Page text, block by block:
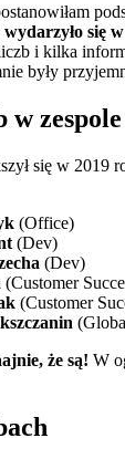
się
i kilka
były
w zespole
się w 2019
(Office)
(Dev)
(Dev)
(Customer
(Customer
że są! W